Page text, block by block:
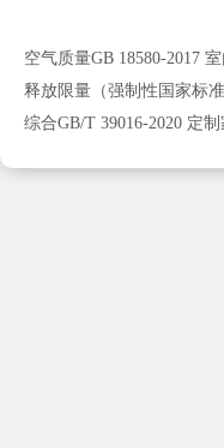
空气质量GB 18580-2017 室内装饰装修材料 人造板及其制品中甲醛
释放限量（强制性国家标准） GB/T 18883-2002 室内空气质
综合